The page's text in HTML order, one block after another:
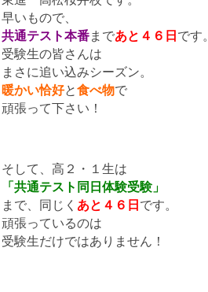
早いもので、
共通テスト本番まであと４６日です。
受験生の皆さんは
まさに追い込みシーズン。
暖かい恰好と食べ物で
頑張って下さい！
そして、高２・１生は
「共通テスト同日体験受験」
まで、同じく あと４６日です。
頑張っているのは
受験生だけではありません！